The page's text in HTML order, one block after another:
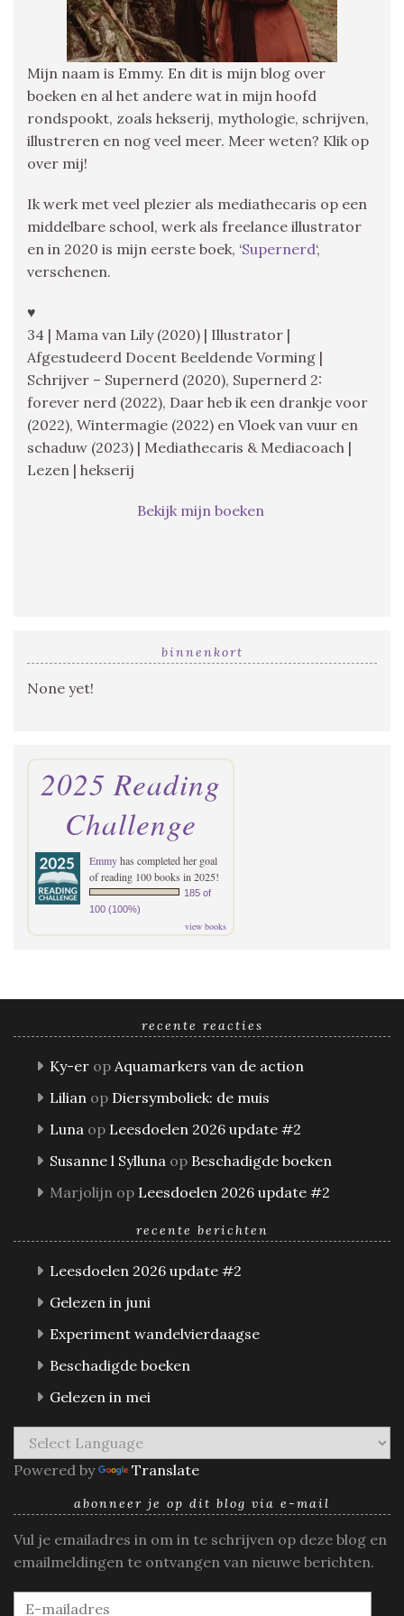
Mijn naam is Emmy. En dit is mijn blog over
boeken en al het andere wat in mijn hoofd
rondspookt, zoals hekserij, mythologie, schrijven,
illustreren en nog veel meer. Meer weten? Klik op
over mij!
Ik werk met veel plezier als mediathecaris op een
middelbare school, werk als freelance illustrator
en in 2020 is mijn eerste boek, ‘Supernerd‘,
verschenen.
♥
34 | Mama van Lily (2020) | Illustrator |
Afgestudeerd Docent Beeldende Vorming |
Schrijver – Supernerd (2020), Supernerd 2:
forever nerd (2022), Daar heb ik een drankje voor
(2022), Wintermagie (2022) en Vloek van vuur en
schaduw (2023) | Mediathecaris & Mediacoach |
Lezen | hekserij
Bekijk mijn boeken
binnenkort
None yet!
2025 Reading
Challenge
Emmyhas completed her goal
of reading 100 books in 2025!
185 of
100 (100%)
view books
recente reacties
Ky-er op Aquamarkers van de action
Lilian op Diersymboliek: de muis
Luna op Leesdoelen 2026 update #2
Susanne l Sylluna op Beschadigde boeken
Marjolijn op Leesdoelen 2026 update #2
recente berichten
Leesdoelen 2026 update #2
Gelezen in juni
Experiment wandelvierdaagse
Beschadigde boeken
Gelezen in mei
Powered by Translate
abonneer je op dit blog via e-mail
Vul je emailadres in om in te schrijven op deze blog en
emailmeldingen te ontvangen van nieuwe berichten.
E-